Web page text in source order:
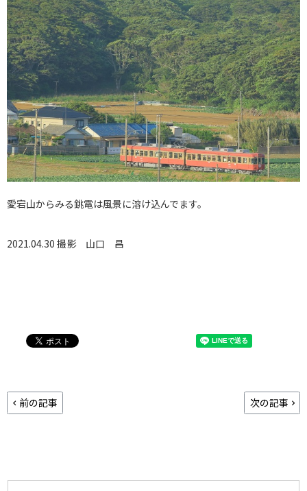
愛宕山からみる銚電は風景に溶け込んでます。
2021.04.30 撮影 山口 昌
前の記事 次の記事